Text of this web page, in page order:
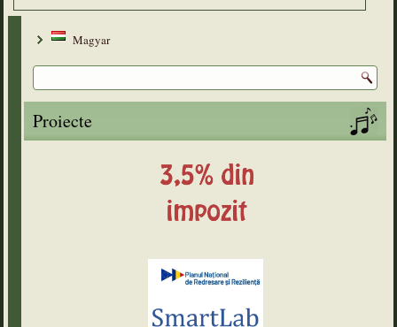
Magyar
Proiecte